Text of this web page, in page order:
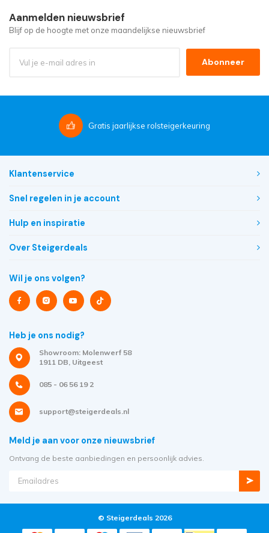
Aanmelden nieuwsbrief
Blijf op de hoogte met onze maandelijkse nieuwsbrief
Abonneer
Gratis jaarlijkse rolsteigerkeuring
Klantenservice
Snel regelen in je account
Hulp en inspiratie
Over Steigerdeals
Wil je ons volgen?
Heb je ons nodig?
Showroom: Molenwerf 58
1911 DB, Uitgeest
085 - 06 56 19 2
support@steigerdeals.nl
Meld je aan voor onze nieuwsbrief
Ontvang de beste aanbiedingen en persoonlijk advies.
© Steigerdeals 2026